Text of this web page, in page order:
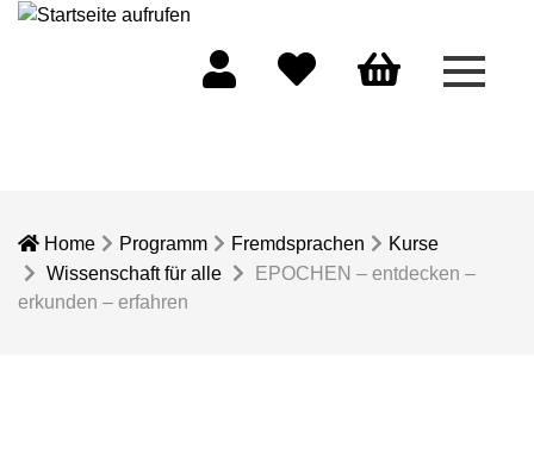
Menü
Home Programm Fremdsprachen
Kurse
Wissenschaft für alle
EPOCHEN – entdecken –
erkunden – erfahren